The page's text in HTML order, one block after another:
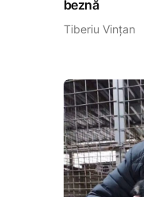
beznă
Tiberiu Vințan